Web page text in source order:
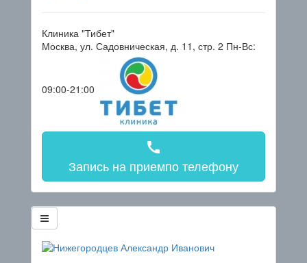
Клиника "Тибет"
Москва, ул. Садовническая, д. 11, стр. 2 Пн-Вс:
09:00-21:00
call
Запись на приемпо телефону